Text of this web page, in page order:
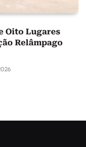
Oito Lugares
Relâmpago